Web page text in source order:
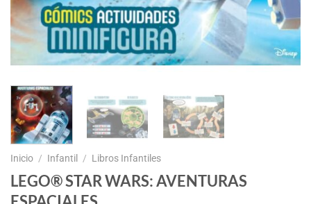
Inicio / Infantil / Libros Infantiles
LEGO® STAR WARS: AVENTURAS